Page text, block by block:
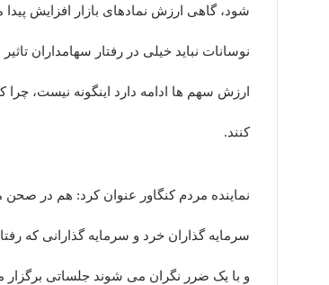
شود، گاهی ارزش نمادهای بازار افزایش
نوسانات نباید خیلی در رفتار سهامداران
ارزش سهم ها ادامه دارد اینگونه نیست،
کنند.
نماینده مردم کنگاور عنوان کرد: هم در
سرمایه گذاران خرد و سرمایه گذارانی که
و با یک ضرر نگران می شوند جلساتی برگزار